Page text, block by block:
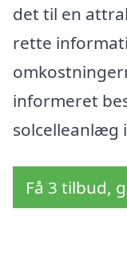
det til en
rette
informeret
solcelleanlæg
Få 3 tilbud,